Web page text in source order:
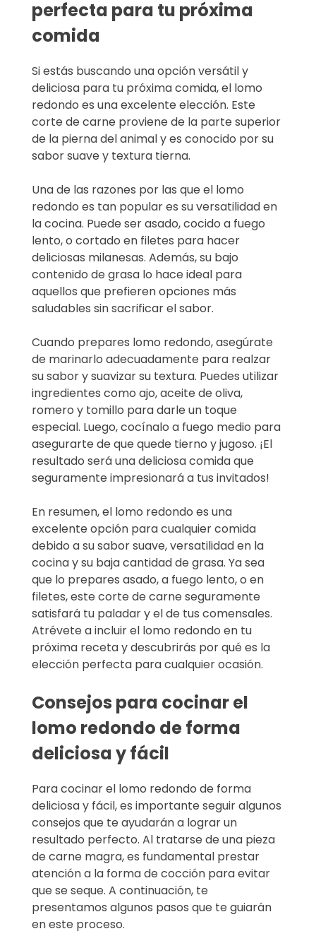
perfecta para tu próxima
comida
Si estás buscando una opción versátil y
deliciosa para tu próxima comida, el lomo
redondo es una excelente elección. Este
corte de carne proviene de la parte superior
de la pierna del animal y es conocido por su
sabor suave y textura tierna.
Una de las razones por las que el lomo
redondo es tan popular es su versatilidad en
la cocina. Puede ser asado, cocido a fuego
lento, o cortado en filetes para hacer
deliciosas milanesas. Además, su bajo
contenido de grasa lo hace ideal para
aquellos que prefieren opciones más
saludables sin sacrificar el sabor.
Cuando prepares lomo redondo, asegúrate
de marinarlo adecuadamente para realzar
su sabor y suavizar su textura. Puedes utilizar
ingredientes como ajo, aceite de oliva,
romero y tomillo para darle un toque
especial. Luego, cocínalo a fuego medio para
asegurarte de que quede tierno y jugoso. ¡El
resultado será una deliciosa comida que
seguramente impresionará a tus invitados!
En resumen, el lomo redondo es una
excelente opción para cualquier comida
debido a su sabor suave, versatilidad en la
cocina y su baja cantidad de grasa. Ya sea
que lo prepares asado, a fuego lento, o en
filetes, este corte de carne seguramente
satisfará tu paladar y el de tus comensales.
Atrévete a incluir el lomo redondo en tu
próxima receta y descubrirás por qué es la
elección perfecta para cualquier ocasión.
Consejos para cocinar el
lomo redondo de forma
deliciosa y fácil
Para cocinar el lomo redondo de forma
deliciosa y fácil, es importante seguir algunos
consejos que te ayudarán a lograr un
resultado perfecto. Al tratarse de una pieza
de carne magra, es fundamental prestar
atención a la forma de cocción para evitar
que se seque. A continuación, te
presentamos algunos pasos que te guiarán
en este proceso.